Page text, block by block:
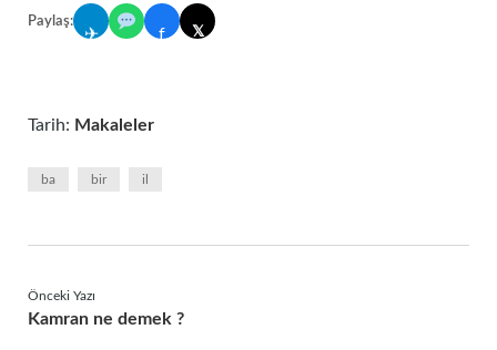
Paylaş:
✈ f 𝕏
Tarih: Makaleler
ba bir il
Önceki Yazı
Kamran ne demek ?